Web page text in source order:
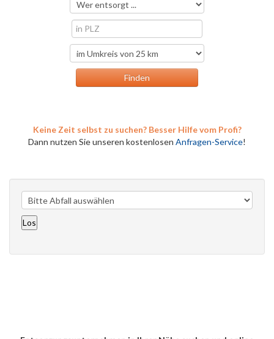
Keine Zeit selbst zu suchen? Besser Hilfe vom Profi?
Dann nutzen Sie unseren kostenlosen Anfragen-Service!